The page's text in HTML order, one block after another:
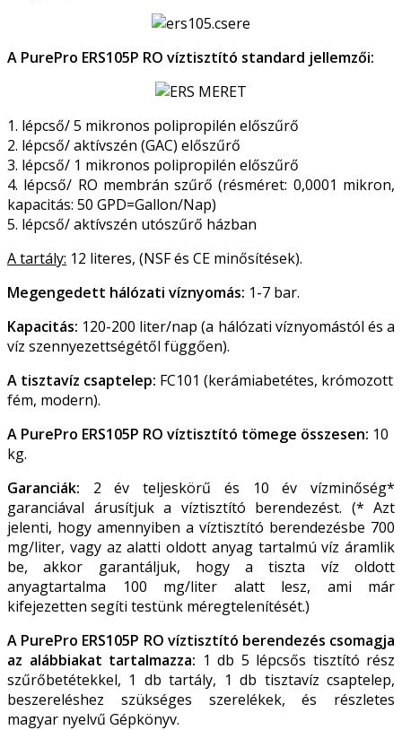
A PurePro ERS105P RO víztisztító standard jellemzői:
1. lépcső/ 5 mikronos polipropilén előszűrő
2. lépcső/ aktívszén (GAC) előszűrő
3. lépcső/ 1 mikronos polipropilén előszűrő
4. lépcső/ RO membrán szűrő (résméret: 0,0001 mikron,
kapacitás: 50 GPD=Gallon/Nap)
5. lépcső/ aktívszén utószűrő házban
A tartály: 12 literes, (NSF és CE minősítések).
Megengedett hálózati víznyomás: 1-7 bar.
Kapacitás: 120-200 liter/nap (a hálózati víznyomástól és a
víz szennyezettségétől függően).
A tisztavíz csaptelep: FC101 (kerámiabetétes, krómozott
fém, modern).
A PurePro ERS105P RO víztisztító tömege összesen: 10
kg.
Garanciák: 2 év teljeskörű és 10 év vízminőség*
garanciával árusítjuk a víztisztító berendezést. (* Azt
jelenti, hogy amennyiben a víztisztító berendezésbe 700
mg/liter, vagy az alatti oldott anyag tartalmú víz áramlik
be, akkor garantáljuk, hogy a tiszta víz oldott
anyagtartalma 100 mg/liter alatt lesz, ami már
kifejezetten segíti testünk méregtelenítését.)
A PurePro ERS105P RO víztisztító berendezés csomagja
az alábbiakat tartalmazza: 1 db 5 lépcsős tisztító rész
szűrőbetétekkel, 1 db tartály, 1 db tisztavíz csaptelep,
beszereléshez szükséges szerelékek, és részletes
magyar nyelvű Gépkönyv.